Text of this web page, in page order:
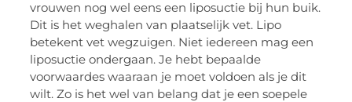
vrouwen nog wel eens een liposuctie bij hun buik.
Dit is het weghalen van plaatselijk vet. Lipo
betekent vet wegzuigen. Niet iedereen mag een
liposuctie ondergaan. Je hebt bepaalde
voorwaardes waaraan je moet voldoen als je dit
wilt. Zo is het wel van belang dat je een soepele